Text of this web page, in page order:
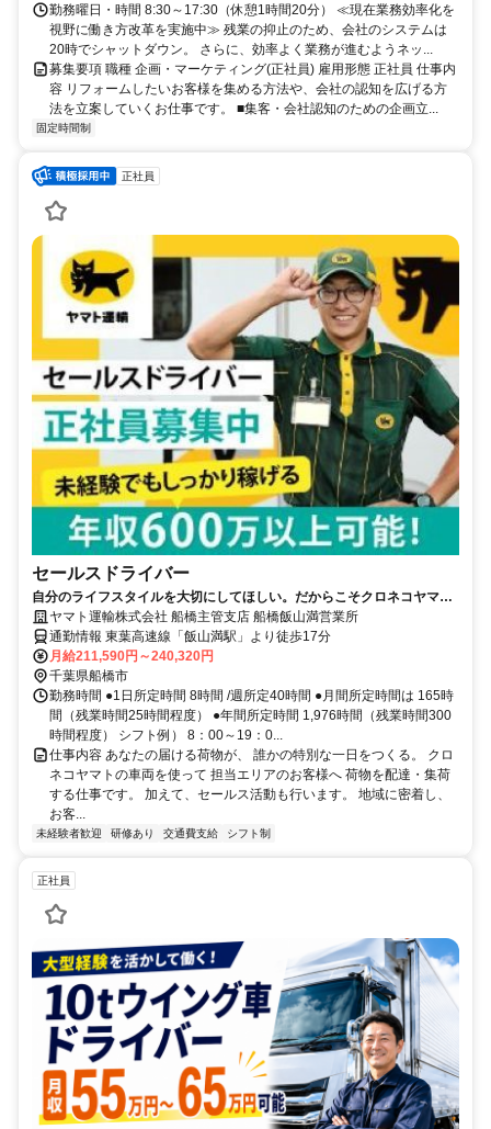
勤務曜日・時間 8:30～17:30（休憩1時間20分） ≪現在業務効率化を
視野に働き方改革を実施中≫ 残業の抑止のため、会社のシステムは
20時でシャットダウン。 さらに、効率よく業務が進むようネッ...
募集要項 職種 企画・マーケティング(正社員) 雇用形態 正社員 仕事内
容 リフォームしたいお客様を集める方法や、会社の認知を広げる方
法を立案していくお仕事です。 ■集客・会社認知のための企画立...
固定時間制
正社員
セールスドライバー
自分のライフスタイルを大切にしてほしい。だからこそクロネコヤマト
は収入も休日も充実
ヤマト運輸株式会社 船橋主管支店 船橋飯山満営業所
通勤情報 東葉高速線「飯山満駅」より徒歩17分
月給211,590円～240,320円
千葉県船橋市
勤務時間 ●1日所定時間 8時間 /週所定40時間 ●月間所定時間は 165時
間（残業時間25時間程度） ●年間所定時間 1,976時間（残業時間300
時間程度） シフト例） 8：00～19：0...
仕事内容 あなたの届ける荷物が、 誰かの特別な一日をつくる。 クロ
ネコヤマトの車両を使って 担当エリアのお客様へ 荷物を配達・集荷
する仕事です。 加えて、セールス活動も行います。 地域に密着し、
お客...
未経験者歓迎 研修あり 交通費支給 シフト制
正社員